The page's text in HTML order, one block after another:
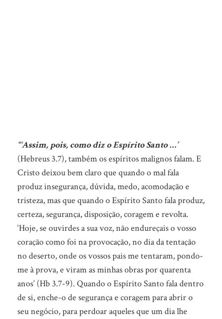
“‘Assim, pois, como diz o Espírito Santo …’
(Hebreus 3.7), também os espíritos malignos falam. E
Cristo deixou bem claro que quando o mal fala
produz insegurança, dúvida, medo, acomodação e
tristeza, mas que quando o Espírito Santo fala produz,
certeza, segurança, disposição, coragem e revolta.
‘Hoje, se ouvirdes a sua voz, não endureçais o vosso
coração como foi na provocação, no dia da tentação
no deserto, onde os vossos pais me tentaram, pondo-
me à prova, e viram as minhas obras por quarenta
anos’ (Hb 3.7-9). Quando o Espírito Santo fala dentro
de si, enche-o de segurança e coragem para abrir o
seu negócio, para perdoar aqueles que um dia lhe